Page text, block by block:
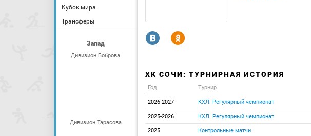
Кубок мира
Трансферы
Запад
Дивизион Боброва
Дивизион Тарасова
R Y
ХК СОЧИ: ТУРНИРНАЯ ИСТОРИЯ
Год Турнир
2026-2027 КХЛ. Регулярный чемпионат
2025-2026 КХЛ. Регулярный чемпионат
2025 Контрольные матчи